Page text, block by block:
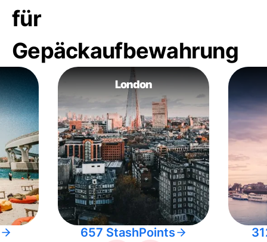
für
Gepäckaufbewahrung
London
657 StashPoints